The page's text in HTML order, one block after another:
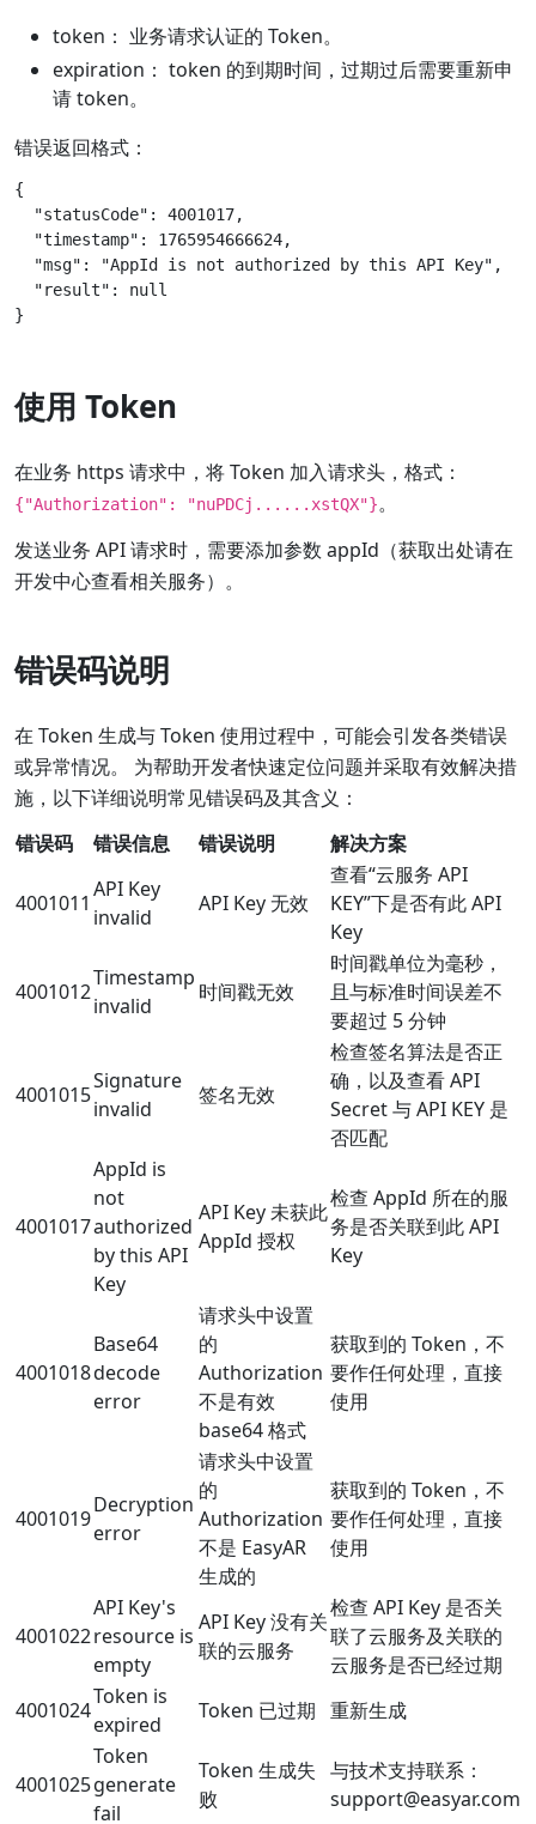
token： 业务请求认证的 Token。
expiration： token 的到期时间，过期过后需要重新申
请 token。
错误返回格式：
{
  "statusCode": 4001017,
  "timestamp": 1765954666624,
  "msg": "AppId is not authorized by this API Key",
  "result": null
使用 Token
在业务 https 请求中，将 Token 加入请求头，格式：
{"Authorization": "nuPDCj......xstQX"}。
发送业务 API 请求时，需要添加参数 appId（获取出处请在
开发中心查看相关服务）。
错误码说明
在 Token 生成与 Token 使用过程中，可能会引发各类错误
或异常情况。 为帮助开发者快速定位问题并采取有效解决措
施，以下详细说明常见错误码及其含义：
错误码
错误信息 错误说明 解决方案
4001011
API Key
invalid
API Key 无效
查看“云服务 API
KEY”下是否有此 API
Key
4001012
Timestamp
invalid
时间戳无效
时间戳单位为毫秒，
且与标准时间误差不
要超过 5 分钟
4001015
Signature
invalid
签名无效
检查签名算法是否正
确，以及查看 API
Secret 与 API KEY 是
否匹配
4001017
AppId is
not
authorized
by this API
Key
API Key 未获此
AppId 授权
检查 AppId 所在的服
务是否关联到此 API
Key
4001018
Base64
decode
error
请求头中设置
的
Authorization
不是有效
base64 格式
获取到的 Token，不
要作任何处理，直接
使用
4001019
Decryption
error
请求头中设置
的
Authorization
不是 EasyAR
生成的
获取到的 Token，不
要作任何处理，直接
使用
4001022
API Key's
resource is
empty
API Key 没有关
联的云服务
检查 API Key 是否关
联了云服务及关联的
云服务是否已经过期
4001024
Token is
expired
Token 已过期 重新生成
4001025
Token
generate
fail
Token 生成失
败
与技术支持联系：
support@easyar.com